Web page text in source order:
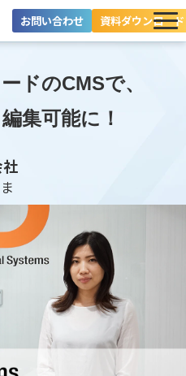
お問い合わせ 資料ダウンロード
機能一覧
例
ラン
ナー
ち情報
ドのCMSで、
集可能に！